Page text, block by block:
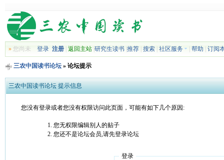
»您尚未 登录 注册| 返回主站| 研究生读书| 推荐| 搜索| 社区服务 帮助 订阅
三农中国读书论坛» 论坛提示
三农中国读书论坛 提示信息
您没有登录或者您没有权限访问此页面，可能有如下几个原因:
您无权限编辑别人的贴子
您还不是论坛会员,请先登录论坛
登录